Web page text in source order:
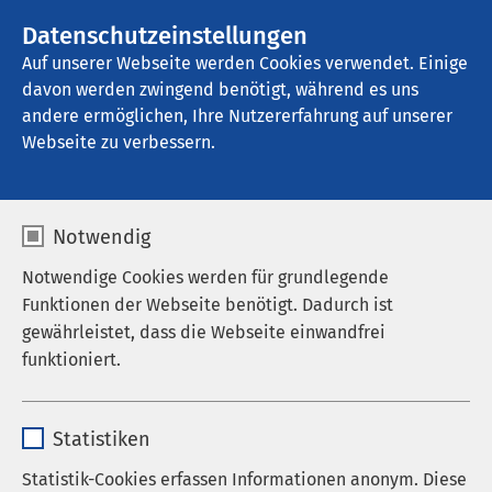
Datenschutzeinstellungen
Auf unserer Webseite werden Cookies verwendet. Einige
davon werden zwingend benötigt, während es uns
andere ermöglichen, Ihre Nutzererfahrung auf unserer
Webseite zu verbessern.
Notwendig
Notwendige Cookies werden für grundlegende
Funktionen der Webseite benötigt. Dadurch ist
gewährleistet, dass die Webseite einwandfrei
funktioniert.
Anbieter sgalinski
Statistiken
Statistik-Cookies erfassen Informationen anonym. Diese
AMEOS Klinikum für Forensische
Psychiatrie und Psychotherapie Osnabrück